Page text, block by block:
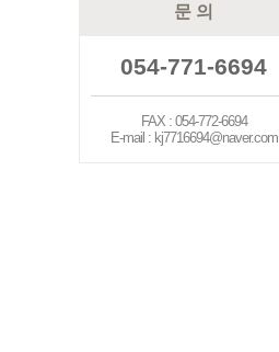
문 의
054-771-6694
FAX : 054-772-6694
E-mail : kj7716694@naver.com